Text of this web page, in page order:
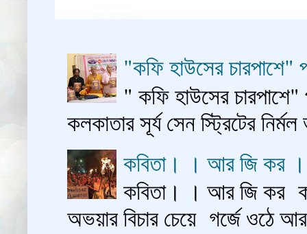
"কফি হাউসের
" কফি হাউসের
কলকাতার সূর্য সেন স্ট্রিটের
কবিতা। । আর জি কর
কবিতা। । আর জি কর
অভয়ার বিচার চেয়ে গর্জে